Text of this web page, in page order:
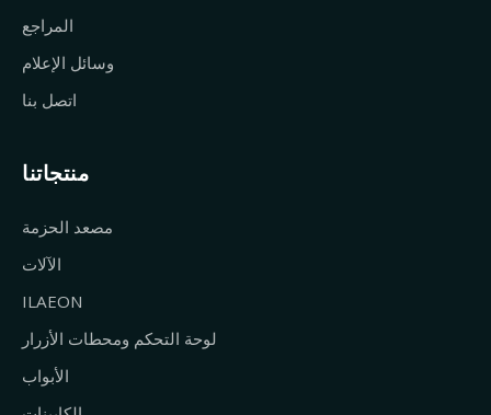
المراجع
وسائل الإعلام
اتصل بنا
منتجاتنا
مصعد الحزمة
الآلات
ILAEON
لوحة التحكم ومحطات الأزرار
الأبواب